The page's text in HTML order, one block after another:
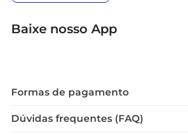
Baixe nosso App
Formas de pagamento
Dúvidas frequentes (FAQ)